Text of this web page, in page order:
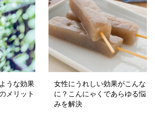
うな効果
メリット
女性にうれしい効果がこんな
に？こんにゃくであらゆる悩
みを解決